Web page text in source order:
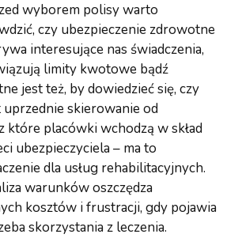
wyborem polisy warto
czy ubezpieczenie zdrowotne
interesujące nas świadczenia,
limity kwotowe bądź
jest też, by dowiedzieć się, czy
skierowanie od
które placówki wchodzą w skład
ubezpieczyciela – ma to
dla usług rehabilitacyjnych.
warunków oszczędza
kosztów i frustracji, gdy pojawia
skorzystania z leczenia.